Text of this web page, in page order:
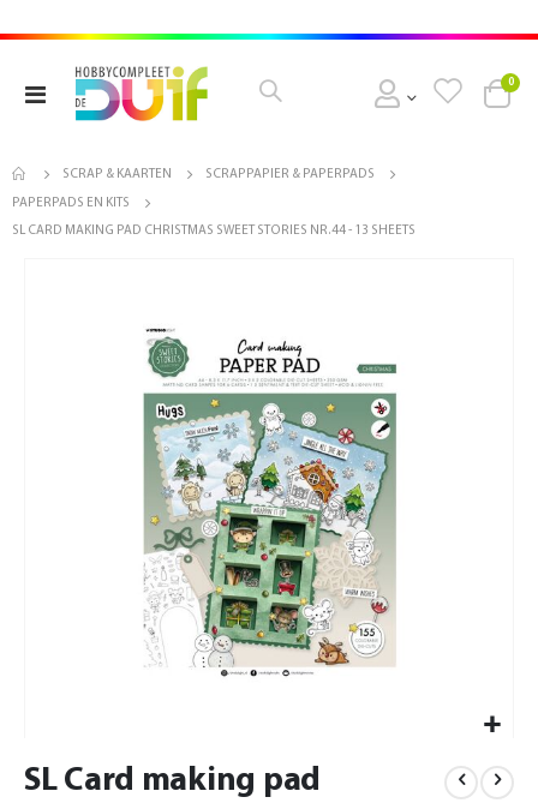
Toggle
Cart
0
SCRAP & KAARTEN SCRAPPAPIER & PAPERPADS
PAPERPADS EN KITS
SL CARD MAKING PAD CHRISTMAS SWEET STORIES NR.44 - 13 SHEETS
naar
SL Card making pad